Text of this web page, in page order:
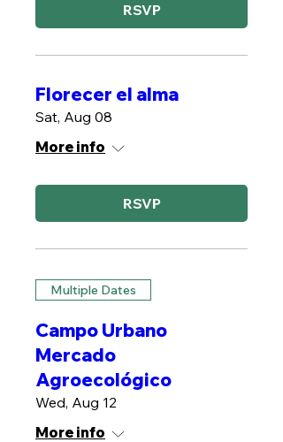
RSVP
Florecer el alma
Sat, Aug 08
More info
RSVP
Multiple Dates
Campo Urbano
Mercado
Agroecológico
Wed, Aug 12
More info